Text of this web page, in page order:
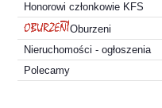
Honorowi członkowie KFS
Oburzeni
Nieruchomości - ogłoszenia
Polecamy